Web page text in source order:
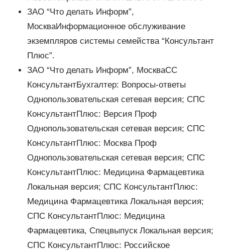
ЗАО “Что делать Информ”,
МоскваИнформационное обслуживание
экземпляров системы семейства “Консультант
Плюс”.
ЗАО “Что делать Информ”, МоскваСС
КонсультантБухгалтер: Вопросы-ответы
Однопользовательская сетевая версия; СПС
КонсультантПлюс: Версия Проф
Однопользовательская сетевая версия; СПС
КонсультантПлюс: Москва Проф
Однопользовательская сетевая версия; СПС
КонсультантПлюс: Медицина Фармацевтика
Локальная версия; СПС КонсультантПлюс:
Медицина Фармацевтика Локальная версия;
СПС КонсультантПлюс: Медицина
Фармацевтика, Спецвыпуск Локальная версия;
СПС КонсультантПлюс: Российское